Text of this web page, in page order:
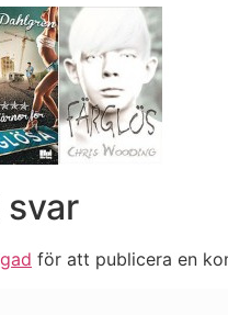
svar
för att publicera en